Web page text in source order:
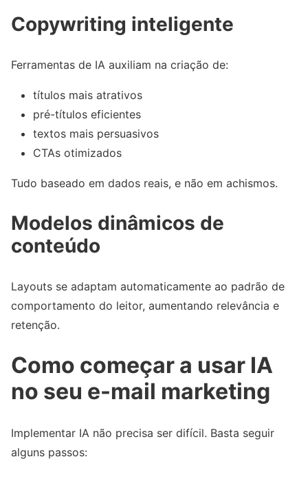
Copywriting inteligente
Ferramentas de IA auxiliam na criação de:
títulos mais atrativos
pré-títulos eficientes
textos mais persuasivos
CTAs otimizados
Tudo baseado em dados reais, e não em achismos.
Modelos dinâmicos de
conteúdo
Layouts se adaptam automaticamente ao padrão de
comportamento do leitor, aumentando relevância e
retenção.
Como começar a usar IA
no seu e-mail marketing
Implementar IA não precisa ser difícil. Basta seguir
alguns passos: